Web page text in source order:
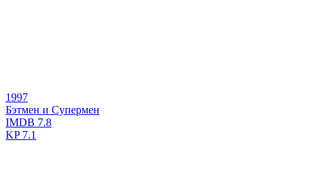
1997
Бэтмен и Супермен
IMDB 7.8
KP7.1